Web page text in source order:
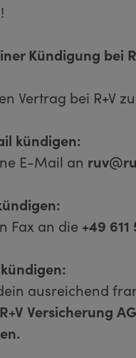
Kündigung bei
Vertrag bei R+V
kündigen:
E-Mail an
Fax an die +49
ausreichend
R+V Versicherung